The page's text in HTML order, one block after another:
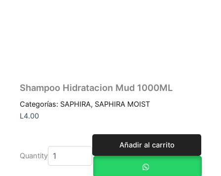
Shampoo Hidratacion Mud 1000ML
Categorías: SAPHIRA, SAPHIRA MOIST
L4.00
Quantity
Hidratacion
Mud
1000ML
Añadir al carrito